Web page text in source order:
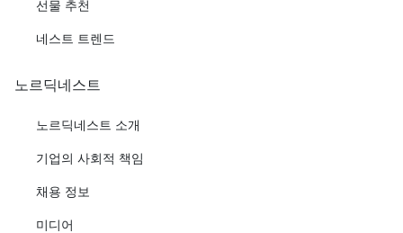
선물 추천
네스트 트렌드
노르딕네스트
노르딕네스트 소개
기업의 사회적 책임
채용 정보
미디어